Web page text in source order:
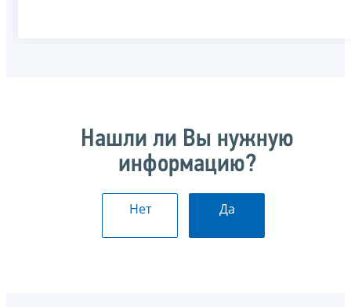
Нашли ли Вы нужную
информацию?
Нет Да